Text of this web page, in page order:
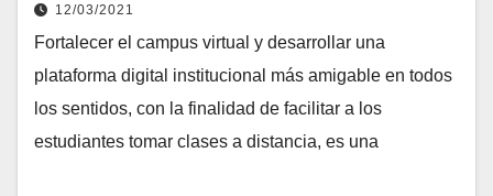
12/03/2021
Fortalecer el campus virtual y desarrollar una
plataforma digital institucional más amigable en todos
los sentidos, con la finalidad de facilitar a los
estudiantes tomar clases a distancia, es una